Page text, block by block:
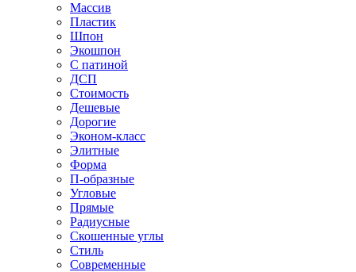
Массив
Пластик
Шпон
Экошпон
С патиной
ДСП
Стоимость
Дешевые
Дорогие
Эконом-класс
Элитные
Форма
П-образные
Угловые
Прямые
Радиусные
Скошенные углы
Стиль
Современные